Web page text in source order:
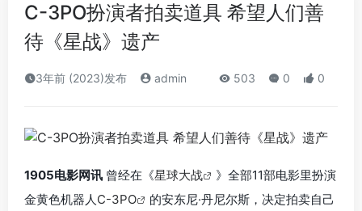
C-3PO扮演者拍卖道具 希望人们善
待《星战》遗产
3年前 (2023)发布 admin 503 0 0
1905电影网讯 曾经在《星球大战
》全部11部电影里扮演
金黄色机器人 C-3PO
的安东尼·丹尼尔斯，决定拍卖自己